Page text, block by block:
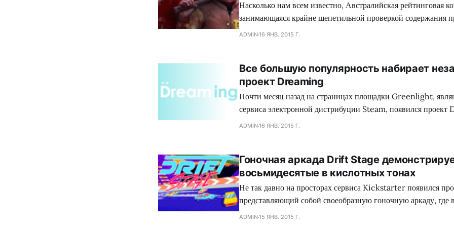
Насколько нам всем известно, Австралийская рейтинговая
занимающаяся крайне щепетильной проверкой содержания
производит современная игровая индустрия, подвергает
зеленного континента. Так сказать, под нож могло попасть
коллектива Dennaton
ADMIN16 ЯНВ. 2015 Г.
Все большую популярность набирает
проект Dreaming
Почти месяц назад на страницах площадки Greenlight,
сервиса электронной дистрибуции Steam, появился
обладающий необыкновенным сеттингом, а также
головоломку с экшеном Mirror`s Edge, хотя сами девелоперы
ADMIN16 ЯНВ. 2015 Г.
Гоночная аркада Drift Stage
восьмидесятые в кислотных тонах
Не так давно на просторах сервиса Kickstarter появился
представляющий собой своеобразную гоночную аркаду, где
механики лежит управляемый занос автомобиля, при помощи
ADMIN15 ЯНВ. 2015 Г.